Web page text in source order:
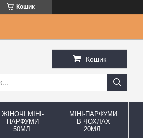
Кошик
Кошик
ЖІНОЧІ МІНІ-
ПАРФУМИ
50МЛ.
МІНІ-ПАРФУМИ
В ЧОХЛАХ
20МЛ.